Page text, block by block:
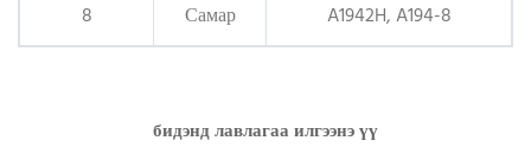
8
Самар A1942H, A194-8
бидэнд лавлагаа илгээнэ үү